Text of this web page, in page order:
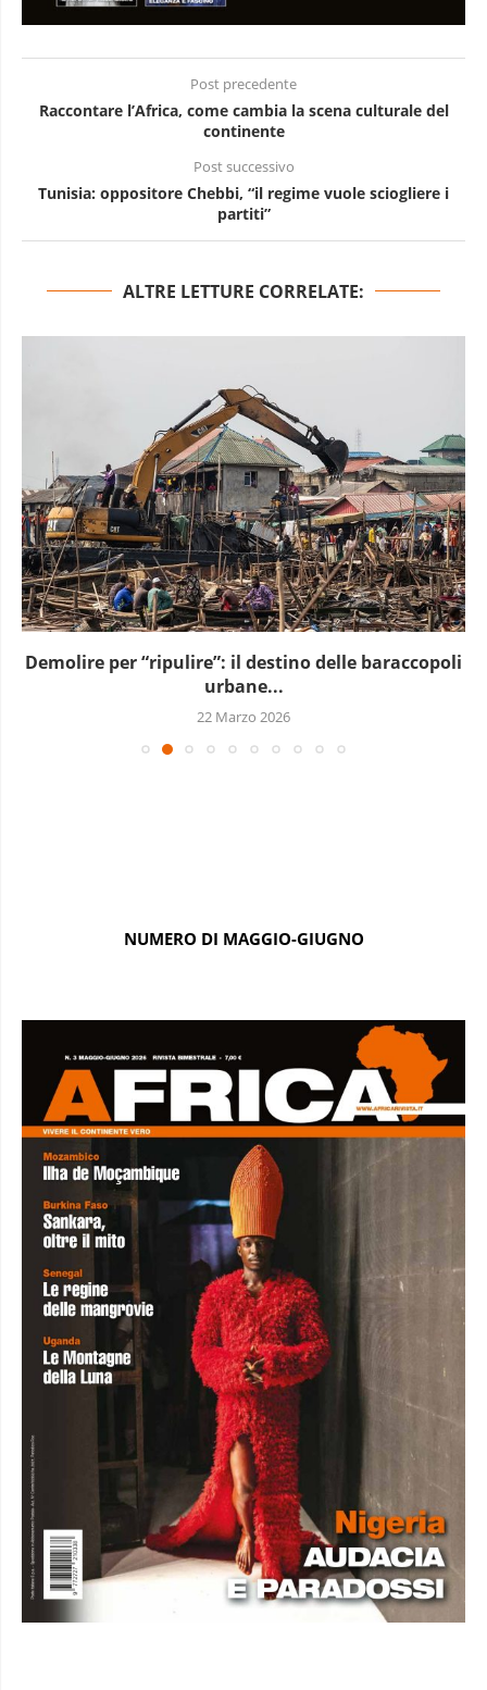
Post precedente
Raccontare l’Africa, come cambia la scena culturale del
continente
Post successivo
Tunisia: oppositore Chebbi, “il regime vuole sciogliere i
partiti”
ALTRE LETTURE CORRELATE:
Demolire per “ripulire”: il destino delle baraccopoli
urbane...
22 Marzo 2026
NUMERO DI MAGGIO-GIUGNO